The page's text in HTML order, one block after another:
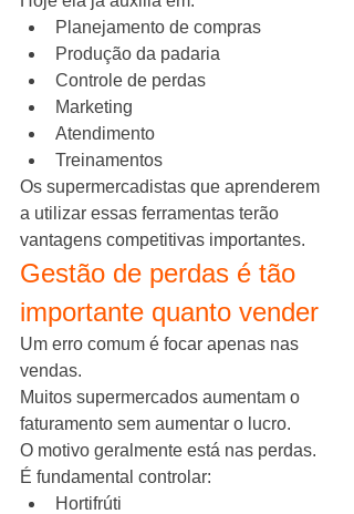
Planejamento de compras
Produção da padaria
Controle de perdas
Marketing
Atendimento
Treinamentos
Os supermercadistas que aprenderem
a utilizar essas ferramentas terão
vantagens competitivas importantes.
Gestão de perdas é tão
importante quanto vender
Um erro comum é focar apenas nas
vendas.
Muitos supermercados aumentam o
faturamento sem aumentar o lucro.
O motivo geralmente está nas perdas.
É fundamental controlar:
Hortifrúti